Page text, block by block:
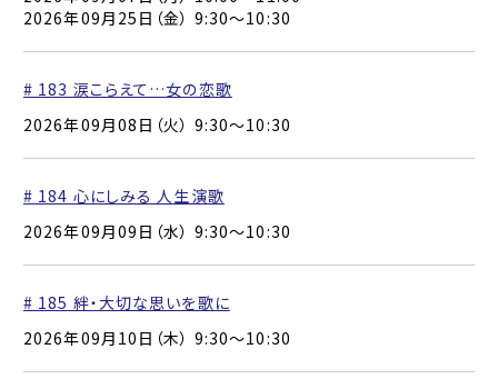
2026年09月25日（金） 9:30〜10:30
# 183 涙こらえて…女の恋歌
2026年09月08日（火） 9:30〜10:30
# 184 心にしみる 人生演歌
2026年09月09日（水） 9:30〜10:30
# 185 絆・大切な思いを歌に
2026年09月10日（木） 9:30〜10:30